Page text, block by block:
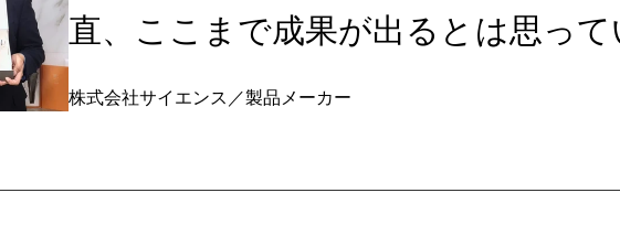
直、ここまで成果が出るとは思って
株式会社サイエンス／製品メーカー